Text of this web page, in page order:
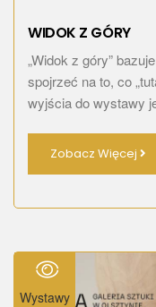
WIDOK Z GÓRY
„Widok z góry”
spojrzeć na to, co
wyjścia do wystawy
Zobacz Więcej
Wystawy